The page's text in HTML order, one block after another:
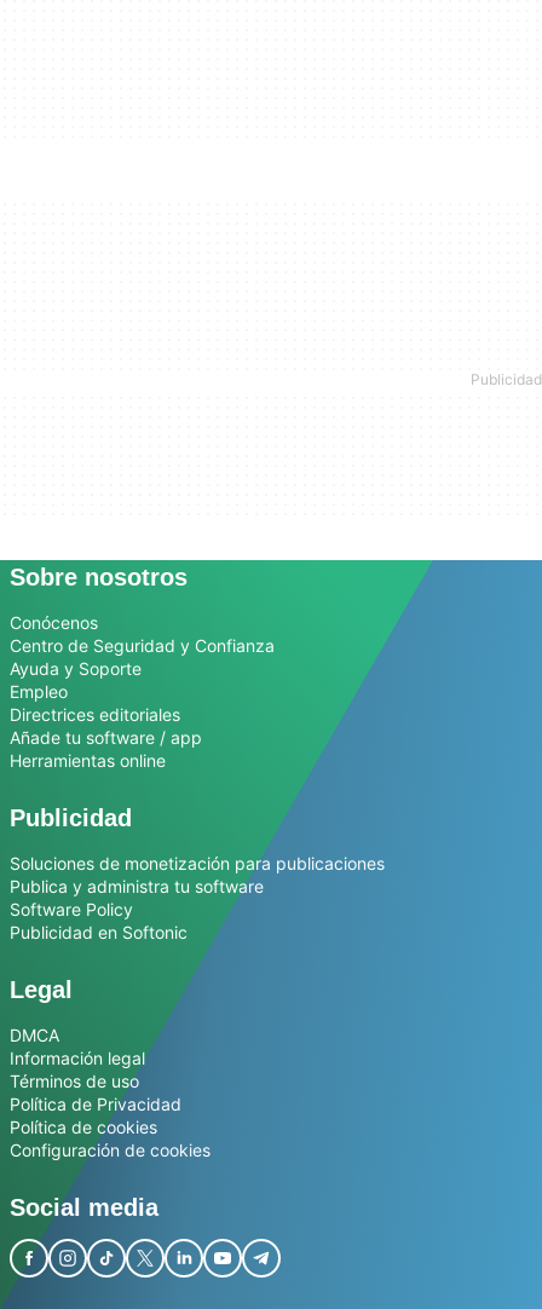
Sobre nosotros
Conócenos
Centro de Seguridad y Confianza
Ayuda y Soporte
Empleo
Directrices editoriales
Añade tu software / app
Herramientas online
Publicidad
Soluciones de monetización para publicaciones
Publica y administra tu software
Software Policy
Publicidad en Softonic
Legal
DMCA
Información legal
Términos de uso
Política de Privacidad
Política de cookies
Configuración de cookies
Social media